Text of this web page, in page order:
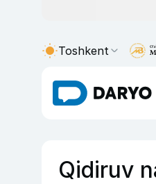
Toshkent
Qidiruv